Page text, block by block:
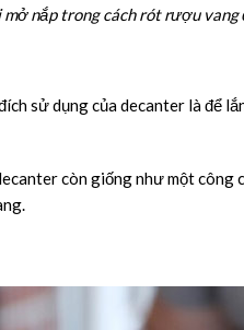
nắp trong cách rót rượu vang
sử dụng của decanter là để
còn giống như một